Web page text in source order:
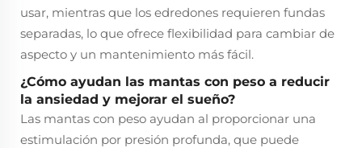
usar, mientras que los edredones requieren fundas
separadas, lo que ofrece flexibilidad para cambiar de
aspecto y un mantenimiento más fácil.
¿Cómo ayudan las mantas con peso a reducir
la ansiedad y mejorar el sueño?
Las mantas con peso ayudan al proporcionar una
estimulación por presión profunda, que puede